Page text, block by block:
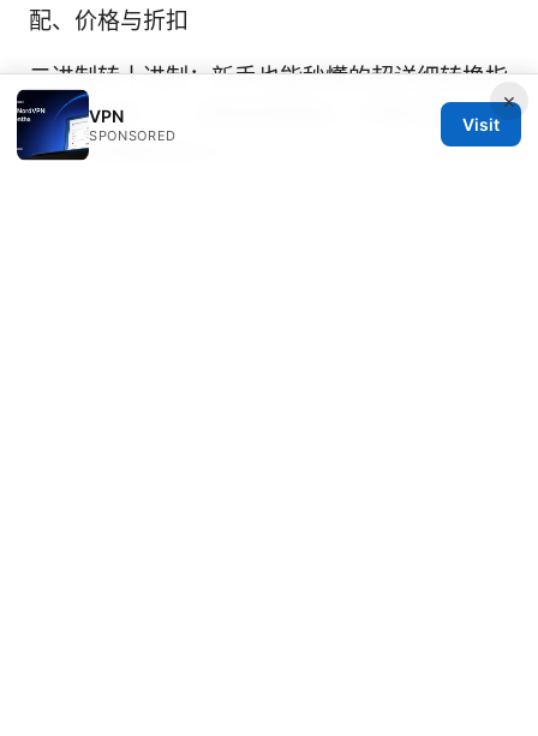
配、价格与折扣
二进制转十进制：新手也能秒懂的超详细转换指
南 2025版 —— 进制转换基础、计算机知识、
VPN 与网络安全入门
×
VPN
SPONSORED
Visit